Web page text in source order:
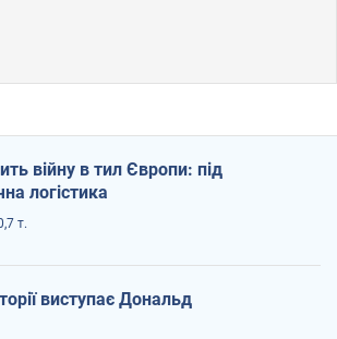
війну в тил Європи: під
логістика
т.
виступає Дональд